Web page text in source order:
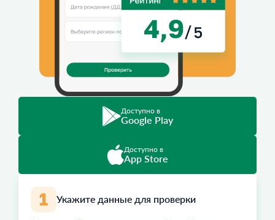
Укажите данные для проверки
Доступно в
Google Play
Доступно в
App Store